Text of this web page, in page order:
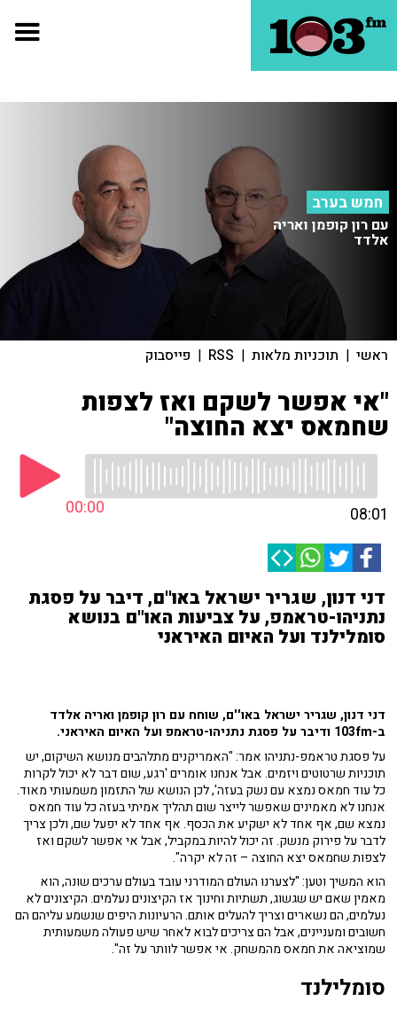
חמש בערב
עם רון קופמן ואריה
אלדד
ראשי | תוכניות מלאות |
RSS
| פייסבוק
"אי אפשר לשקם ואז לצפות
שחמאס יצא החוצה"
00:00 08:01
דני דנון, שגריר ישראל באו''ם, דיבר על פסגת
נתניהו-טראמפ, על צביעות האו"ם בנושא
סומלילנד ועל האיום האיראני
דני דנון, שגריר ישראל באו''ם, שוחח עם רון קופמן ואריה אלדד
ב-103fm ודיבר על פסגת נתניהו-טראמפ ועל האיום האיראני.
על פסגת טראמפ-נתניהו אמר: "האמריקנים מתלהבים מנושא השיקום, יש
תוכניות שרטוטים ויזמים. אבל אנחנו אומרים 'רגע, שום דבר לא יכול לקרות
כל עוד חמאס נמצא עם נשק בעזה', לכן הנושא של התזמון משמעותי מאוד.
אנחנו לא מאמינים שאפשר לייצר שום תהליך אמיתי בעזה כל עוד חמאס
נמצא שם, אף אחד לא ישקיע את הכסף. אף אחד לא יפעל שם, ולכן צריך
לדבר על פירוק מנשק. זה יכול להיות במקביל, אבל אי אפשר לשקם ואז
לצפות שחמאס יצא החוצה – זה לא יקרה".
הוא המשיך וטען: "לצערנו העולם המודרני עובד בעולם ערכים שונה, הוא
מאמין שאם יש שגשוג, תשתיות וחינוך אז הקיצונים נעלמים. הקיצונים לא
נעלמים, הם נשארים וצריך להעלים אותם. הרעיונות היפים שנשמע עליהם הם
חשובים ומעניינים, אבל הם צריכים לבוא לאחר שיש פעולה משמעותית
שמוציאה את חמאס מהמשחק. אי אפשר לוותר על זה".
סומלילנד